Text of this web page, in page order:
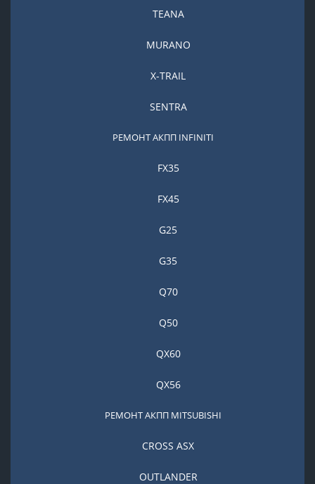
TEANA
MURANO
X-TRAIL
SENTRA
РЕМОНТ АКПП INFINITI
FX35
FX45
G25
G35
Q70
Q50
QX60
QX56
РЕМОНТ АКПП MITSUBISHI
CROSS ASX
OUTLANDER